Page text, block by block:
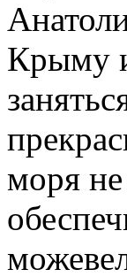
Крыму
моря